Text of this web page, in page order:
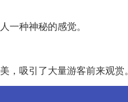
种神秘的感觉。
吸引了大量游客前来观赏。